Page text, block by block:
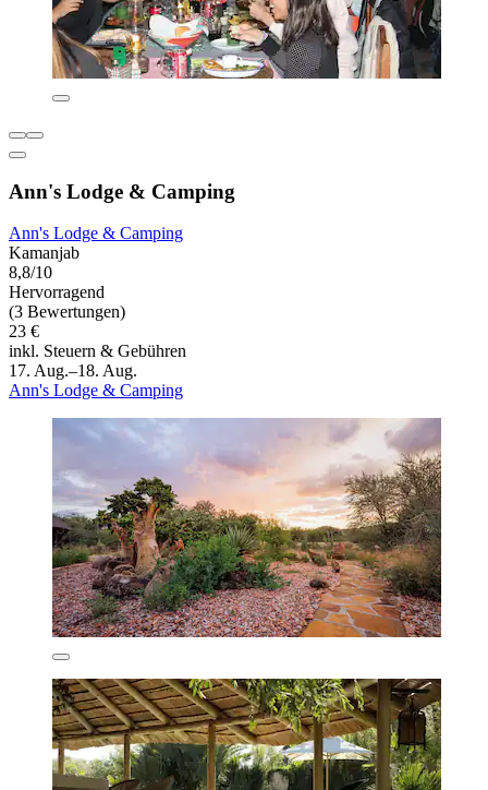
Ann's Lodge & Camping
Ann's Lodge & Camping
Kamanjab
8,8/10
Hervorragend
(3 Bewertungen)
23 €
inkl. Steuern & Gebühren
17. Aug.–18. Aug.
Ann's Lodge & Camping